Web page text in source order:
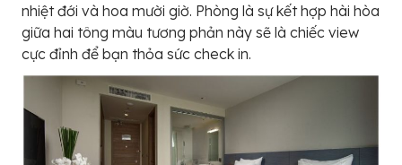
nhiệt đới và hoa mười giờ. Phòng là sự kết hợp hài hòa
giữa hai tông màu tương phản này sẽ là chiếc view
cực đỉnh để bạn thỏa sức check in.